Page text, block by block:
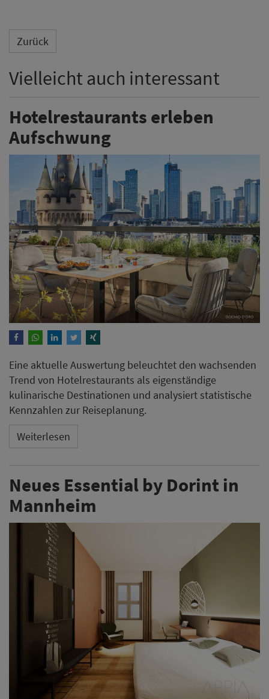
Zurück
Vielleicht auch interessant
Hotelrestaurants erleben
Aufschwung
Eine aktuelle Auswertung beleuchtet den wachsenden
Trend von Hotelrestaurants als eigenständige
kulinarische Destinationen und analysiert statistische
Kennzahlen zur Reiseplanung.
Weiterlesen
Neues Essential by Dorint in
Mannheim